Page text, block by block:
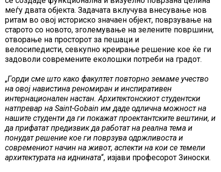
меѓу двата објекта. Задачата вклучува внесување нов
ритам во овој историско значаен објект, поврзување на
старото со новото, зголемување на зелените површини,
отворање на просторот за пешаци и
велосипедисти, севкупно креирање решение кое ќе ги
задоволи современите еколошки потреби на градот.
„Горди сме што како факултет повторно земаме учество
на овој навистина реномиран и инспиративен
интернационален настан. Архитектонскиот студентски
натпревар на Saint-Gobain им даде одлична можност на
нашите студентида ги покажат проектантските вештини, и
да прифатат предизвик да работат на реална тема и
понудат решение кое ги поврзува одржливоста и
современиот начин на живот, аспекти на кои се темели
архитектурата на иднината“, изјави професорот Зиноски.